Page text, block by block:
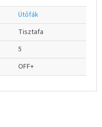
Ütőfák
Tisztafa
5
OFF+